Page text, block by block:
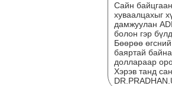
Сайн
хуваалцахыг
дамжуулан
болон гэр
Бөөрөө
баяртай
доллараар
Хэрэв танд